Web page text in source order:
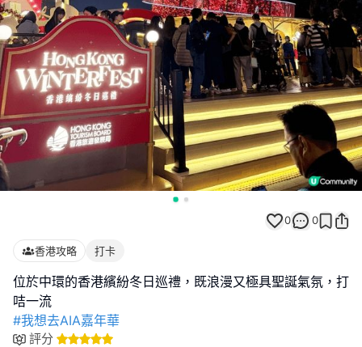
0 0
香港攻略 打卡
位於中環的香港繽紛冬日巡禮，既浪漫又極具聖誕氣氛，打
#我想去AIA嘉年華
評分